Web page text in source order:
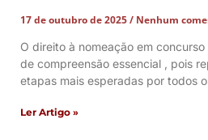
17 de outubro de 2025
Nenhum
O direito à nomeação em
de compreensão essencial , pois
etapas mais esperadas por todos
Ler Artigo »